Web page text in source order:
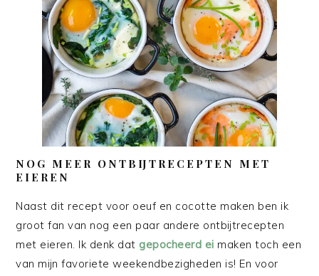
NOG MEER ONTBIJTRECEPTEN MET
EIEREN
Naast dit recept voor oeuf en cocotte maken ben ik
groot fan van nog een paar andere ontbijtrecepten
met eieren. Ik denk datgepocheerd ei maken toch een
van mijn favoriete weekendbezigheden is! En voor